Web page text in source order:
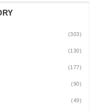
(303)
(130)
(177)
(90)
(49)